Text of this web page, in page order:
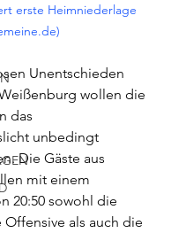
erste Heimniederlage
Unentschieden
wollen die
das
unbedingt
Die Gäste aus
mit einem
20:50 sowohl die
als auch die